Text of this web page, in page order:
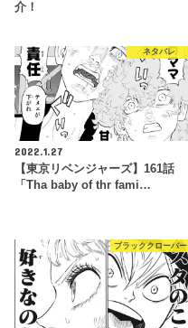
介！
ネタバレ
2022.1.27
【東京リベンジャーズ】161話
「Tha baby of thr fami…
ブラッククローバー